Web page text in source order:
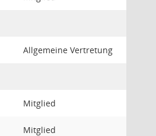
Allgemeine Vertretung
Mitglied
Mitglied